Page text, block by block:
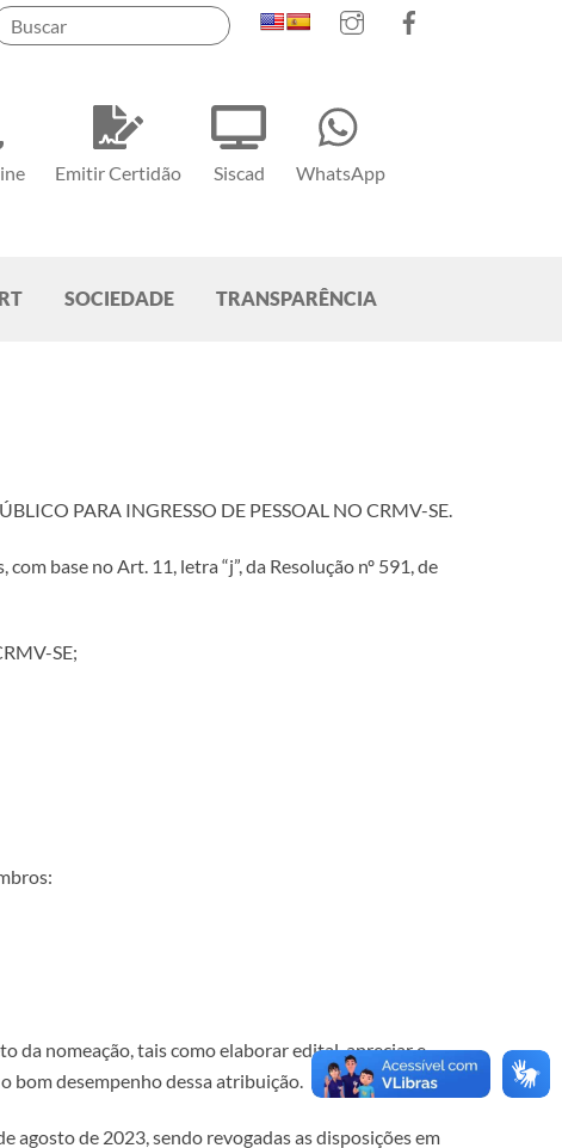
Instagram
Emitir Certidão Siscad WhatsApp
SOCIEDADE TRANSPARÊNCIA
PARA INGRESSO DE PESSOAL NO CRMV-SE.
base no Art. 11, letra “j”, da Resolução nº 591, de
SE;
da nomeação, tais como elaborar edital, apreciar e
bom desempenho dessa atribuição.
agosto de 2023, sendo revogadas as disposições em